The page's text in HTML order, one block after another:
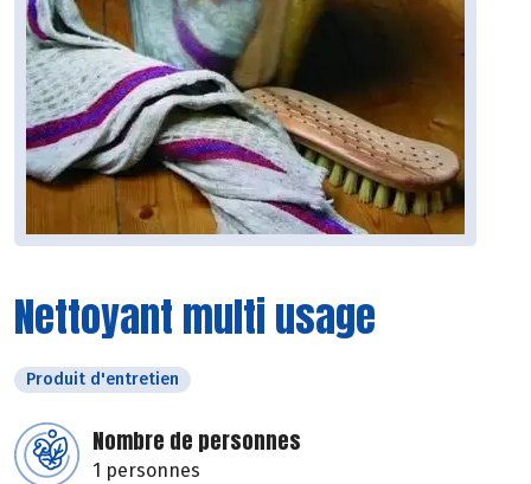
Nettoyant multi usage
Produit d'entretien
Nombre de personnes
1 personnes